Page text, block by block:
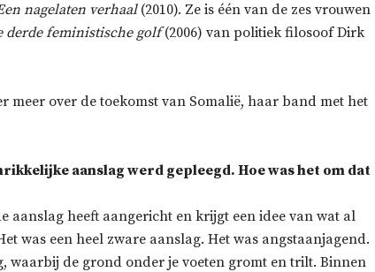
nagelaten verhaal(2010). Ze is één van de zes vrouwen
derde feministische golf(2006) van politiek filosoof Dirk
meer over de toekomst van Somalië, haar band met het
aanslag werd gepleegd. Hoe was het om dat
aanslag heeft aangericht en krijgt een idee van wat al
was een heel zware aanslag. Het was angstaanjagend.
waarbij de grond onder je voeten gromt en trilt. Binnen